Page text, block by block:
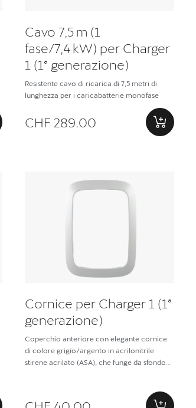
Cavo 7,5 m (1
fase/7,4 kW) per Charger
1 (1ª generazione)
Resistente cavo di ricarica di 7,5 metri di
lunghezza per i caricabatterie monofase
CHF 289.00
Cornice per Charger 1 (1ª
generazione)
Coperchio anteriore con elegante cornice
di colore grigio/argento in acrilonitrile
stirene acrilato (ASA), che funge da sfondo